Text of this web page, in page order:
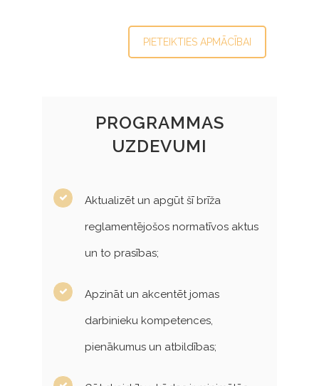
PIETEIKTIES APMĀCĪBAI
PROGRAMMAS
UZDEVUMI
Aktualizēt un apgūt šī brīža
reglamentējošos normatīvos aktus
un to prasības;
Apzināt un akcentēt jomas
darbinieku kompetences,
pienākumus un atbildības;